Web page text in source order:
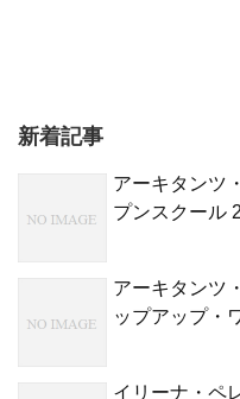
新着記事
アーキタンツ
プンスクール
アーキタンツ
ップアップ・
イリーナ・ペ